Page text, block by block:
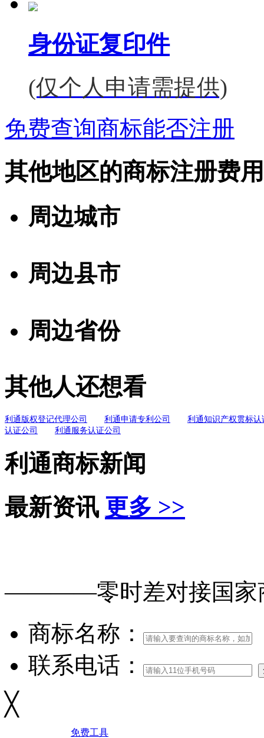
身份证复印件
(仅个人申请需提供)
免费查询商标能否注册
其他地区的商标注册费用
周边城市
周边县市
周边省份
其他人还想看
利通版权登记代理公司 利通申请专利公司
利通知识产权贯标认
认证公司
利通服务认证公司
利通商标新闻
最新资讯 更多 >>
————零时差对接国
商标名称：
联系电话：
╳
免费工具